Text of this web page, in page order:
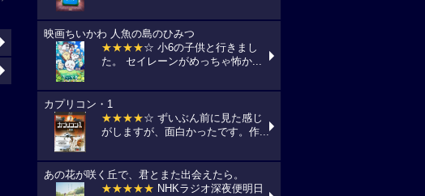
映画ちいかわ 人魚の島のひみつ
★★★★☆ 小6の子供と行きまし
た。 セイレーンがめっちゃ怖か...
カプリコン・1
★★★★☆ ずいぶん前に見た感じ
がしますが、面白かったです。作...
あの花が咲く丘で、君とまた出会えたら。
★★★★★ NHKラジオ深夜便明日